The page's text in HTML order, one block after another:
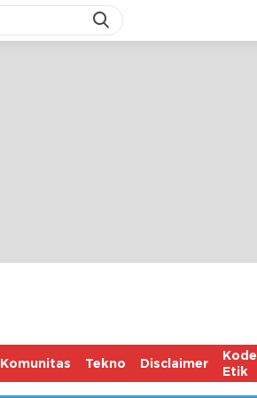
Komunitas Tekno Disclaimer
Kode
Etik